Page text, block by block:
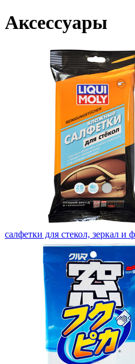
Аксессуары
салфетки для стекол, зеркал